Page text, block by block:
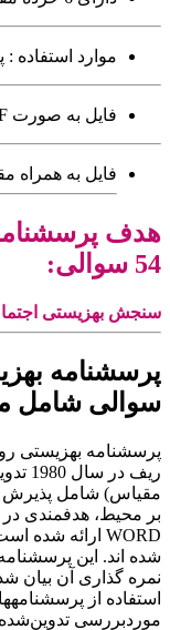
موارد استفاده :
فایل به صورت WORD / PDF می باشد.
فایل به همراه
هدف
54 سوالی
:
سنجش بهزیستی
سوالی شامل
مقیاس) شامل پذیرش
بر محیط، هدفمندی
شده اند. این
نمره گذاری آن بیان
استفاده از
موردبررسی